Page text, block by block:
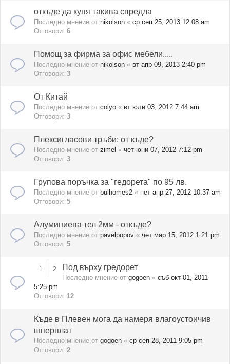
откъде да купя такива свредла
Последно мнение от nikolson « ср сеп 25, 2013 12:08 am
Отговори: 6
Помощ за фирма за офис мебели.....
Последно мнение от nikolson « вт апр 09, 2013 2:40 pm
Отговори: 3
От Китай
Последно мнение от colyo « вт юли 03, 2012 7:44 am
Отговори: 3
Плексигласови тръби: от къде?
Последно мнение от zimel « чет юни 07, 2012 7:12 pm
Отговори: 3
Групова поръчка за "гедорета" по 95 лв.
Последно мнение от bulhomes2 « пет апр 27, 2012 10:37 am
Отговори: 5
Алуминиева тел 2мм - откъде?
Последно мнение от pavelpopov « чет мар 15, 2012 1:21 pm
Отговори: 5
1 2 Под върху гредорет
Последно мнение от gogoen « съб окт 01, 2011
5:25 pm
Отговори: 12
Къде в Плевен мога да намеря влагоустоичив
шперплат
Последно мнение от gogoen « ср сеп 28, 2011 9:05 pm
Отговори: 2